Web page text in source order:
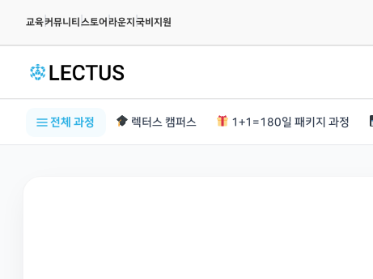
교육|커뮤니티 |스토어 |라운지 |국비지원
전체 과정 렉터스 캠퍼스 1+1=180일 패키지 과정